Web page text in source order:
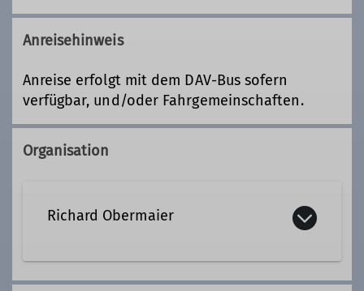
Anreisehinweis
Anreise erfolgt mit dem DAV-Bus sofern
verfügbar, und/oder Fahrgemeinschaften.
Organisation
Richard Obermaier
0176 78132511